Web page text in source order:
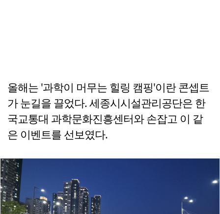
올해는 '과학이 머무는 힐링 캠핑'이란 콘셉트
가 눈길을 끌었다. 세종시시설관리공단은 한
국교통대 과학문화진흥센터와 손잡고 이 같
은 이벤트를 선보였다.